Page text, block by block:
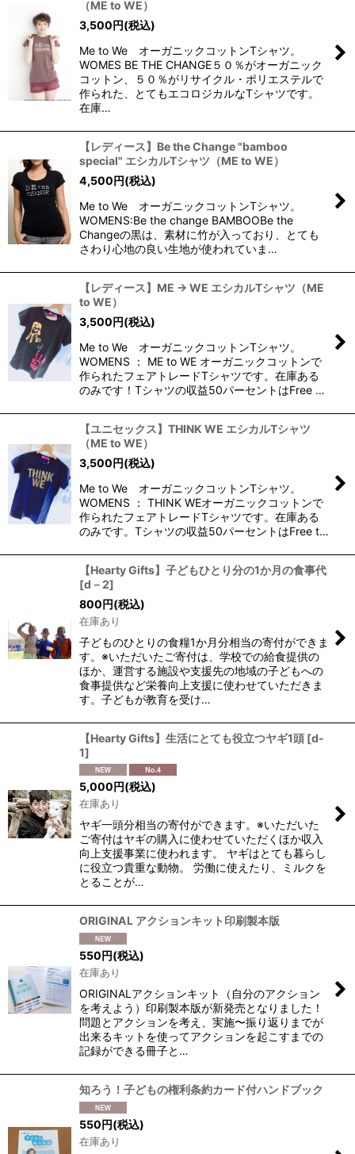
（ME to WE）
3,500円(税込)
Me to We オーガニックコットンTシャツ。
WOMES BE THE CHANGE５０％がオーガニック
コットン、５０％がリサイクル・ポリエステルで
作られた、とてもエコロジカルなTシャツです。
在庫…
【レディース】Be the Change "bamboo
special" エシカルTシャツ（ME to WE）
4,500円(税込)
Me to We オーガニックコットンTシャツ。
WOMENS:Be the change BAMBOOBe the
Changeの黒は、素材に竹が入っており、とても
さわり心地の良い生地が使われていま…
【レディース】ME → WE エシカルTシャツ（ME
to WE）
3,500円(税込)
Me to We オーガニックコットンTシャツ。
WOMENS ： ME to WE オーガニックコットンで
作られたフェアトレードTシャツです。在庫ある
のみです！Tシャツの収益50パーセントはFree …
【ユニセックス】THINK WE エシカルTシャツ
（ME to WE）
3,500円(税込)
Me to We オーガニックコットンTシャツ。
WOMENS ： THINK WEオーガニックコットンで
作られたフェアトレードTシャツです。在庫ある
のみです。Tシャツの収益50パーセントはFree t…
【Hearty Gifts】子どもひとり分の1か月の食事代
[d－2]
800円(税込)
在庫あり
子どものひとりの食糧1か月分相当の寄付ができま
す。※いただいたご寄付は、学校での給食提供の
ほか、運営する施設や支援先の地域の子どもへの
食事提供など栄養向上支援に使わせていただきま
す。子どもが教育を受け…
【Hearty Gifts】生活にとても役立つヤギ1頭 [d-
1]
5,000円(税込)
在庫あり
ヤギ一頭分相当の寄付ができます。※いただいた
ご寄付はヤギの購入に使わせていただくほか収入
向上支援事業に使われます。 ヤギはとても暮らし
に役立つ貴重な動物。 労働に使えたり、ミルクを
とることが…
ORIGINAL アクションキット印刷製本版
550円(税込)
在庫あり
ORIGINALアクションキット（自分のアクション
を考えよう）印刷製本版が新発売となりました！
問題とアクションを考え、実施〜振り返りまでが
出来るキットを使ってアクションを起こすまでの
記録ができる冊子と…
知ろう！子どもの権利条約カード付ハンドブック
550円(税込)
在庫あり